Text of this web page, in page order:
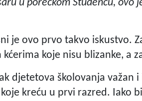
u porečkom Studencu, ovo
je ovo prvo takvo iskustvo.
koje nisu blizanke, a
djetetova školovanja važan
kreću u prvi razred. Iako